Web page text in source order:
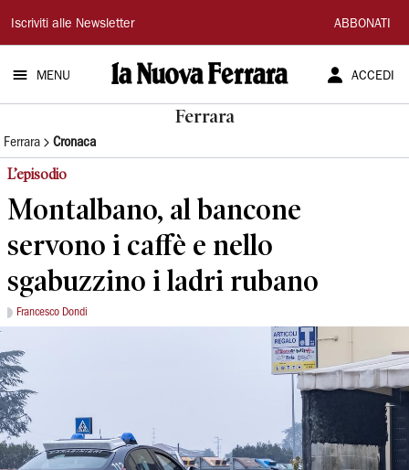
La
Nuova
Ferrara
Iscriviti alle Newsletter ABBONATI
MENU ACCEDI
Ferrara
Ferrara Cronaca
L’episodio
Montalbano, al bancone
servono i caffè e nello
sgabuzzino i ladri rubano
Francesco Dondi